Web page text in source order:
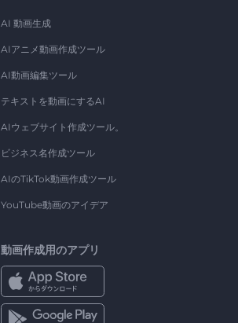
AI 動画生成
AIアニメ動画作成ツール
AI動画編集ツール
テキストを動画にするAI
AIウェブサイト作成ツール。
ビジネス名作成ツール
AIのTikTok動画作成ツール
YouTube動画のアイデア
動画作成用のアプリ